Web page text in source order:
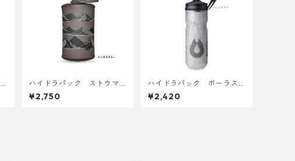
ハイドラパック ストウマ
ウンテン 350ml
¥2,750
ハイドラパック ポーラス
ポーツ 600ml
¥2,420